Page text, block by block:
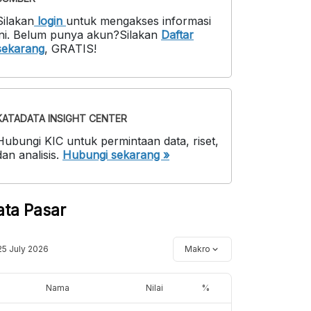
login untuk mengakses informasi
. Belum punya akun?Silakan Daftar
, GRATIS!
INSIGHT CENTER
KIC untuk permintaan data, riset,
analisis. Hubungi sekarang »
Pasar
July 2026 Makro
Nama Nilai %